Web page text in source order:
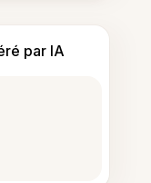
par IA